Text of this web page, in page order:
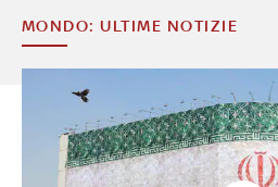
MONDO: ULTIME NOTIZIE